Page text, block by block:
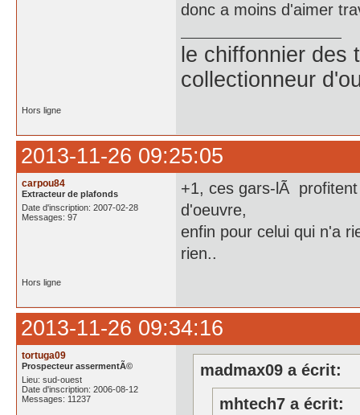
donc a moins d'aimer
le chiffonnier des
collectionneur
Hors ligne
2013-11-26 09:25:05
carpou84
Extracteur de plafonds
Date d'inscription: 2007-02-28
Messages: 97
+1, ces gars-lÃ
d'oeuvre,
enfin pour celui qui n'a
rien..
Hors ligne
2013-11-26 09:34:16
tortuga09
Prospecteur assermentÃ©
Lieu: sud-ouest
Date d'inscription: 2006-08-12
Messages: 11237
madmax09 a écrit:
mhtech7 a écrit: